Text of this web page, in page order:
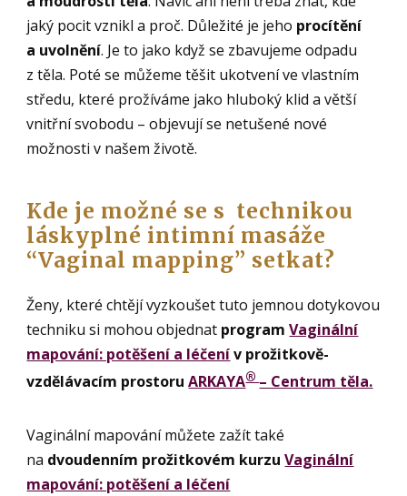
jaký pocit vznikl a proč. Důležité je jeho procítění
a uvolnění. Je to jako když se zbavujeme odpadu
z těla. Poté se můžeme těšit ukotvení ve vlastním
středu, které prožíváme jako hluboký klid a větší
vnitřní svobodu – objevují se netušené nové
možnosti v našem životě.
Kde je možné se s technikou
láskyplné intimní masáže
“Vaginal mapping” setkat?
Ženy, které chtějí vyzkoušet tuto jemnou dotykovou
techniku si mohou objednat programVaginální
mapování: potěšení a léčení v prožitkově-
vzdělávacím prostoruARKAYA® – Centrum těla.
Vaginální mapování můžete zažít také
na dvoudenním prožitkovém kurzuVaginální
mapování: potěšení a léčení